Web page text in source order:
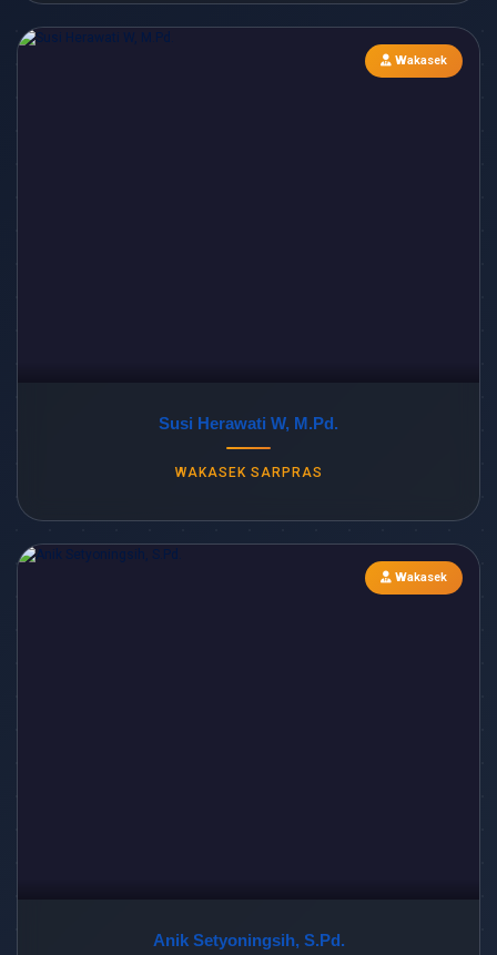
Wakasek
Susi Herawati W, M.Pd.
WAKASEK SARPRAS
Wakasek
Anik Setyoningsih, S.Pd.